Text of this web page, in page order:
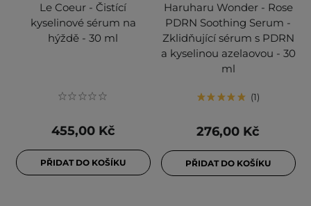
Le Coeur - Čistící
kyselinové sérum na
hýždě - 30 ml
455,00 Kč
PŘIDAT DO KOŠÍKU
Haruharu Wonder - Rose
PDRN Soothing Serum -
Zklidňující sérum s PDRN
a kyselinou azelaovou - 30
ml
1
276,00 Kč
PŘIDAT DO KOŠÍKU